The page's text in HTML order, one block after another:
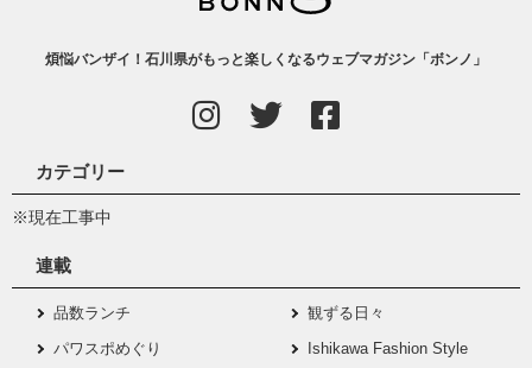
煩悩バンザイ！石川県がもっと楽しくなるウェブマガジン「ボンノ」
カテゴリー
※現在工事中
連載
品数ランチ
観ずる日々
パワスポめぐり
Ishikawa Fashion Style